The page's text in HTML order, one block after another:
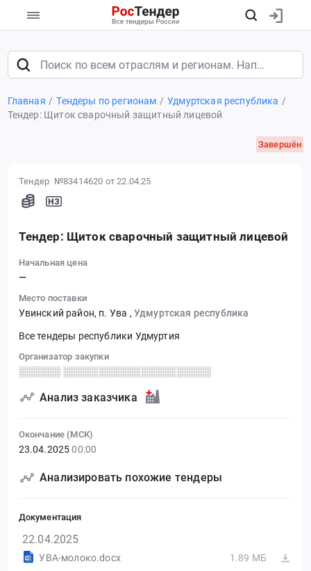
Главная Тендеры по регионам
Удмуртская республика
Тендер: Щиток сварочный защитный лицевой
Завершён
Тендер №83414620 от 22.04.25
Тендер: Щиток сварочный защитный лицевой
Начальная цена
—
Место поставки
Увинский район, п. Ува , Удмуртская республика
Все тендеры республики Удмуртия
Организатор закупки
░░░░░░ ░░░░░░░░░░░░░░░░░░░░░
Анализ заказчика
Окончание (МСК)
23.04.2025 00:00
Анализировать похожие тендеры
Документация
22.04.2025
УВА-молоко.docx
1.89 МБ